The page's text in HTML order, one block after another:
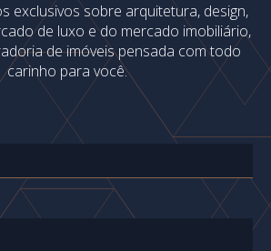
exclusivos sobre arquitetura, design,
de luxo e do mercado imobiliário,
de imóveis pensada com todo
carinho para você.